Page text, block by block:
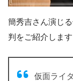
簡秀吉さん演じ
判をご紹介します
仮面ライ